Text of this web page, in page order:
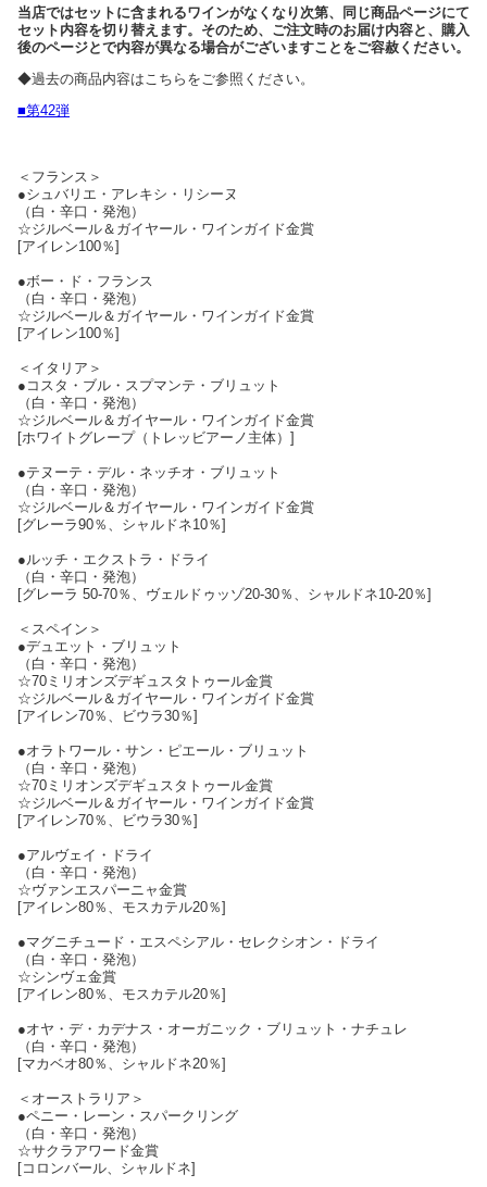
当店ではセットに含まれるワインがなくなり次第、同じ商品ページにて
セット内容を切り替えます。そのため、ご注文時のお届け内容と、購入
後のページとで内容が異なる場合がございますことをご容赦ください。
◆過去の商品内容はこちらをご参照ください。
■第42弾
＜フランス＞
●シュバリエ・アレキシ・リシーヌ
（白・辛口・発泡）
☆ジルベール＆ガイヤール・ワインガイド金賞
[アイレン100％]
●ボー・ド・フランス
（白・辛口・発泡）
☆ジルベール＆ガイヤール・ワインガイド金賞
[アイレン100％]
＜イタリア＞
●コスタ・ブル・スプマンテ・ブリュット
（白・辛口・発泡）
☆ジルベール＆ガイヤール・ワインガイド金賞
[ホワイトグレープ（トレッビアーノ主体）]
●テヌーテ・デル・ネッチオ・ブリュット
（白・辛口・発泡）
☆ジルベール＆ガイヤール・ワインガイド金賞
[グレーラ90％、シャルドネ10％]
●ルッチ・エクストラ・ドライ
（白・辛口・発泡）
[グレーラ 50-70％、ヴェルドゥッゾ20-30％、シャルドネ10-20％]
＜スペイン＞
●デュエット・ブリュット
（白・辛口・発泡）
☆70ミリオンズデギュスタトゥール金賞
☆ジルベール＆ガイヤール・ワインガイド金賞
[アイレン70％、ビウラ30％]
●オラトワール・サン・ピエール・ブリュット
（白・辛口・発泡）
☆70ミリオンズデギュスタトゥール金賞
☆ジルベール＆ガイヤール・ワインガイド金賞
[アイレン70％、ビウラ30％]
●アルヴェイ・ドライ
（白・辛口・発泡）
☆ヴァンエスパーニャ金賞
[アイレン80％、モスカテル20％]
●マグニチュード・エスペシアル・セレクシオン・ドライ
（白・辛口・発泡）
☆シンヴェ金賞
[アイレン80％、モスカテル20％]
●オヤ・デ・カデナス・オーガニック・ブリュット・ナチュレ
（白・辛口・発泡）
[マカベオ80％、シャルドネ20％]
＜オーストラリア＞
●ペニー・レーン・スパークリング
（白・辛口・発泡）
☆サクラアワード金賞
[コロンバール、シャルドネ]